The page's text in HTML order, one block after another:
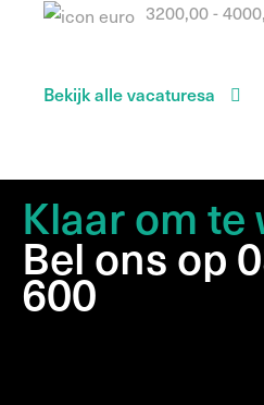
3200,00 -
Bekijk alle vacaturesa
Klaar om te
Bel ons op
600